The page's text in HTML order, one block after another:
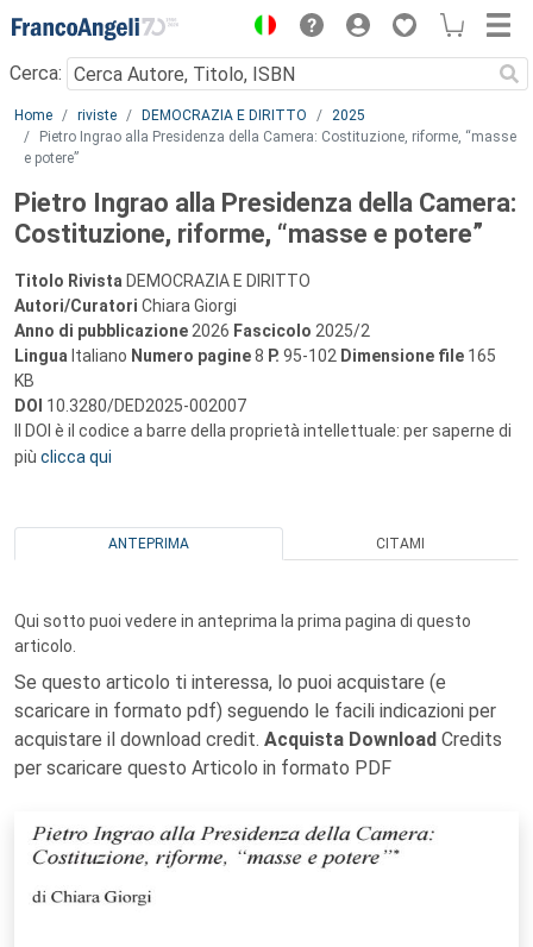
Menu
Cerca:
Main content
Home riviste DEMOCRAZIA E DIRITTO
2025
Pietro Ingrao alla Presidenza della Camera: Costituzione, riforme, “masse
e potere”
Pietro Ingrao alla Presidenza della Camera:
Costituzione, riforme, “masse e potere”
Titolo Rivista DEMOCRAZIA E DIRITTO
Autori/Curatori Chiara Giorgi
Anno di pubblicazione 2026 Fascicolo 2025/2
Lingua Italiano Numero pagine8 P. 95-102 Dimensione file 165
KB
DOI 10.3280/DED2025-002007
Il DOI è il codice a barre della proprietà intellettuale: per saperne di
più clicca qui
ANTEPRIMA CITAMI
Qui sotto puoi vedere in anteprima la prima pagina di questo
articolo.
Se questo articolo ti interessa, lo puoi acquistare (e
scaricare in formato pdf) seguendo le facili indicazioni per
acquistare il download credit. Acquista Download Credits
per scaricare questo Articolo in formato PDF